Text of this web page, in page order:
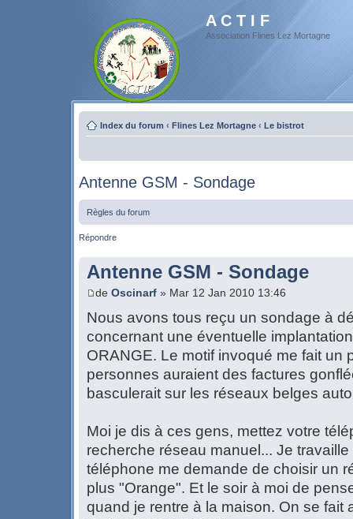
A C T I F
Association Flines Lez Mortagne
Index du forum ‹ Flines Lez Mortagne ‹ Le bistrot
Antenne GSM - Sondage
Règles du forum
Répondre
Antenne GSM - Sondage
de Oscinarf » Mar 12 Jan 2010 13:46
Nous avons tous reçu un sondage à
concernant une éventuelle
ORANGE. Le motif invoqué me fait un
personnes auraient des factures
basculerait sur les réseaux belges
Moi je dis à ces gens, mettez votre
recherche réseau manuel... Je
téléphone me demande de choisir un
plus "Orange". Et le soir à moi de
quand je rentre à la maison. On se fait